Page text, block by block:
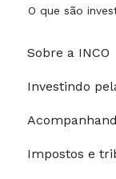
O que são
Sobre a INCO
Jurídico
Investindo
Perfil de
Guia do
Meus
Impostos e